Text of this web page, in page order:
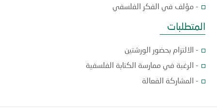
- مؤلف في الفكر الفلسفي
المتطلبات
- الالتزام بحضور الورشتين
- الرغبة في ممارسة الكتابة الفلسفية
- المشاركة الفعالة